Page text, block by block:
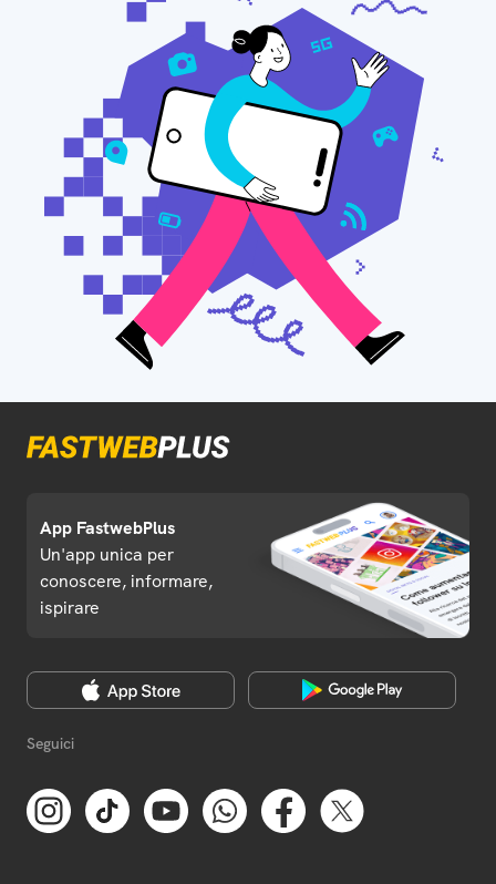
App FastwebPlus
Un'app unica per
conoscere, informare,
ispirare
Seguici